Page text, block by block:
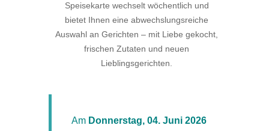
Speisekarte wechselt wöchentlich und
bietet Ihnen eine abwechslungsreiche
Auswahl an Gerichten – mit Liebe gekocht,
frischen Zutaten und neuen
Lieblingsgerichten.
AmDonnerstag, 04. Juni 2026